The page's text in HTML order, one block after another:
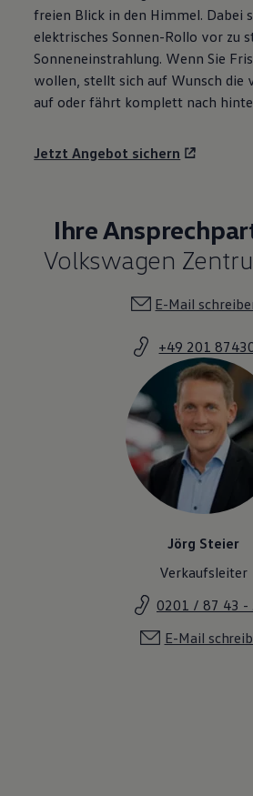
freien Blick in den Himmel. Dabei
elektrisches Sonnen-Rollo vor zu
Sonneneinstrahlung. Wenn Sie
wollen, stellt sich auf Wunsch die
auf oder fährt komplett nach
Jetzt Angebot sichern
Ihre
Volkswagen
E-Mail
+49 201
Jörg Steier
Verkaufsleiter
0201 / 87 43 -
E-Mail